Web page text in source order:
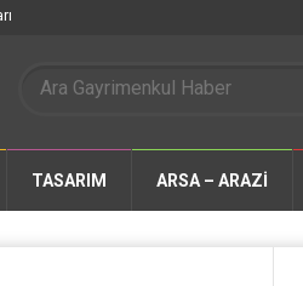
TASARIM ARSA – ARAZİ